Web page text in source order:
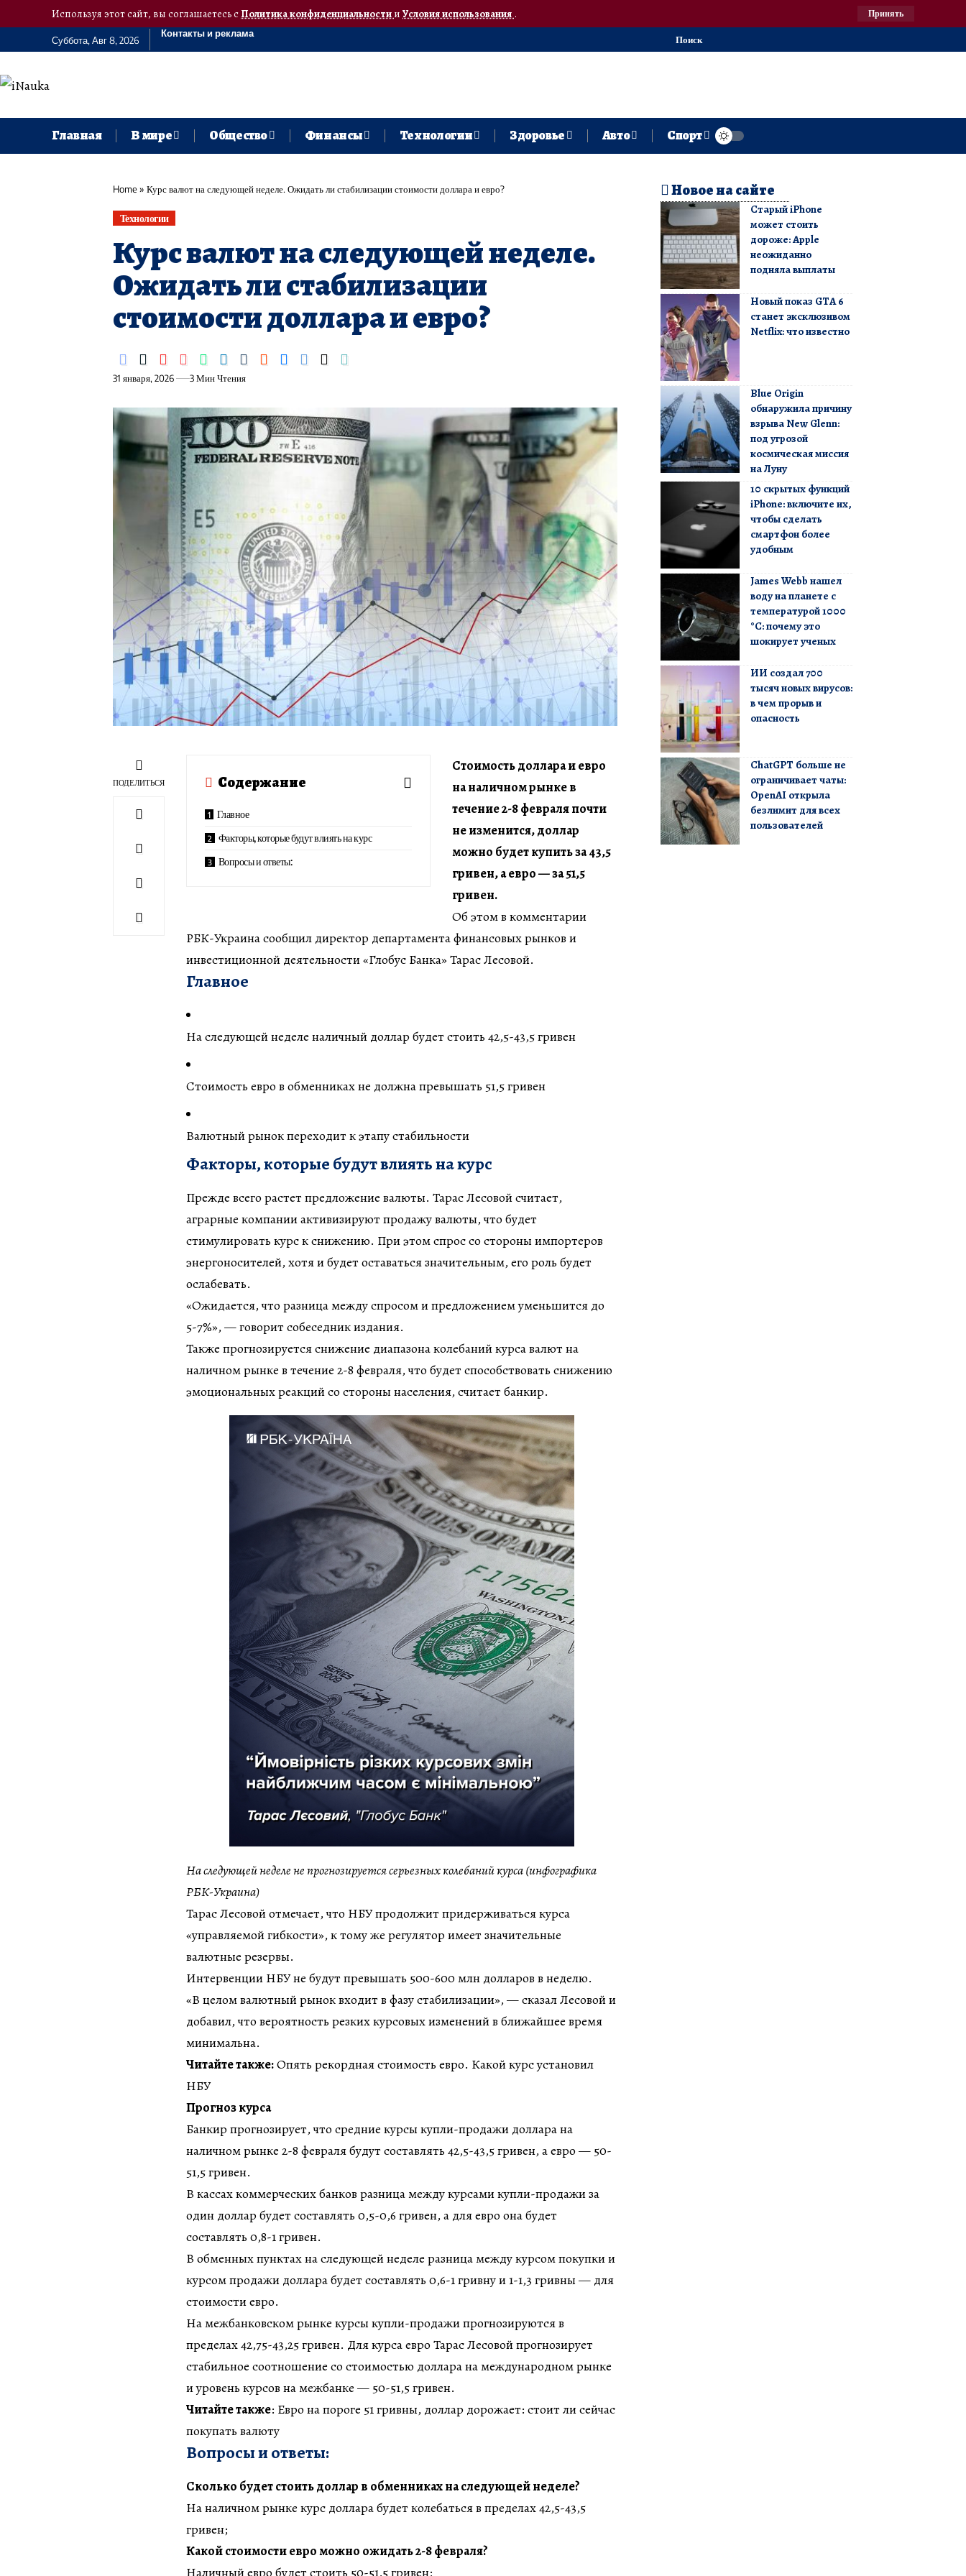
Используя этот сайт, вы соглашаетесь сПолитика конфиденциальностии Условия использования. Принять
Суббота, Авг 8, 2026
Контакты и реклама
Поиск
Главная В мире Общество Финансы Технологии Здоровье Авто Спорт
Home» Курс валют на следующей неделе. Ожидать ли стабилизации стоимости доллара и евро?
Технологии
Курс валют на следующей неделе.
Ожидать ли стабилизации
стоимости доллара и евро?
31 января, 2026 3 Мин Чтения
ПОДЕЛИТЬСЯ Содержание
Главное
Факторы, которые будут влиять на курс
Вопросы и ответы:
Стоимость доллара и евро
на наличном рынке в
течение 2-8 февраля почти
не изменится, доллар
можно будет купить за 43,5
гривен, а евро — за 51,5
гривен.
Об этом в комментарии
РБК-Украина сообщил директор департамента финансовых рынков и
инвестиционной деятельности «Глобус Банка» Тарас Лесовой.
Главное
На следующей неделе наличный доллар будет стоить 42,5-43,5 гривен
Стоимость евро в обменниках не должна превышать 51,5 гривен
Валютный рынок переходит к этапу стабильности
Факторы, которые будут влиять на курс
Прежде всего растет предложение валюты. Тарас Лесовой считает,
аграрные компании активизируют продажу валюты, что будет
стимулировать курс к снижению. При этом спрос со стороны импортеров
энергоносителей, хотя и будет оставаться значительным, его роль будет
ослабевать.
«Ожидается, что разница между спросом и предложением уменьшится до
5-7%», — говорит собеседник издания.
Также прогнозируется снижение диапазона колебаний курса валют на
наличном рынке в течение 2-8 февраля, что будет способствовать снижению
эмоциональных реакций со стороны населения, считает банкир.
На следующей неделе не прогнозируется серьезных колебаний курса (инфографика
РБК-Украина)
Тарас Лесовой отмечает, что НБУ продолжит придерживаться курса
«управляемой гибкости», к тому же регулятор имеет значительные
валютные резервы.
Интервенции НБУ не будут превышать 500-600 млн долларов в неделю.
«В целом валютный рынок входит в фазу стабилизации», — сказал Лесовой и
добавил, что вероятность резких курсовых изменений в ближайшее время
минимальна.
Читайте также:Опять рекордная стоимость евро. Какой курс установил
НБУ
Прогноз курса
Банкир прогнозирует, что средние курсы купли-продажи доллара на
наличном рынке 2-8 февраля будут составлять 42,5-43,5 гривен, а евро — 50-
51,5 гривен.
В кассах коммерческих банков разница между курсами купли-продажи за
один доллар будет составлять 0,5-0,6 гривен, а для евро она будет
составлять 0,8-1 гривен.
В обменных пунктах на следующей неделе разница между курсом покупки и
курсом продажи доллара будет составлять 0,6-1 гривну и 1-1,3 гривны — для
стоимости евро.
На межбанковском рынке курсы купли-продажи прогнозируются в
пределах 42,75-43,25 гривен. Для курса евро Тарас Лесовой прогнозирует
стабильное соотношение со стоимостью доллара на международном рынке
и уровень курсов на межбанке — 50-51,5 гривен.
Читайте также: Евро на пороге 51 гривны, доллар дорожает: стоит ли сейчас
покупать валюту
Вопросы и ответы:
Сколько будет стоить доллар в обменниках на следующей неделе?
На наличном рынке курс доллара будет колебаться в пределах 42,5-43,5
гривен;
Какой стоимости евро можно ожидать 2-8 февраля?
Новое на сайте
Старый iPhone
может стоить
дороже: Apple
неожиданно
подняла выплаты
Новый показ GTA 6
станет эксклюзивом
Netflix: что известно
Blue Origin
обнаружила причину
взрыва New Glenn:
под угрозой
космическая миссия
на Луну
10 скрытых функций
iPhone: включите их,
чтобы сделать
смартфон более
удобным
James Webb нашел
воду на планете с
температурой 1000
°C: почему это
шокирует ученых
ИИ создал 700
тысяч новых вирусов:
в чем прорыв и
опасность
ChatGPT больше не
ограничивает чаты:
OpenAI открыла
безлимит для всех
пользователей